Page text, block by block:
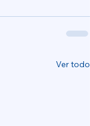
Ver todo